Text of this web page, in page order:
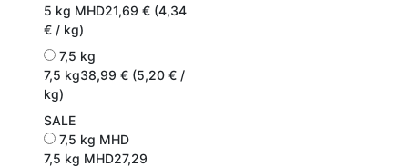
5 kg MHD21,69 € (4,34
€ / kg)
7,5 kg
7,5 kg38,99 € (5,20 € /
kg)
SALE
7,5 kg MHD
7,5 kg MHD27,29